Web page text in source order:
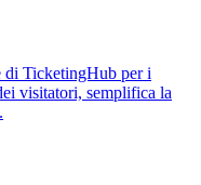
di TicketingHub per i
visitatori, semplifica la